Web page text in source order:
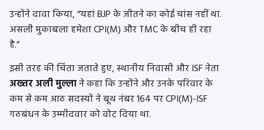
उन्होंने दावा किया, “यहां BJP के जीतने का कोई चांस नहीं था.
असली मुकाबला हमेशा CPI(M) और TMC के बीच ही रहा
है.”
इसी तरह की चिंता जताते हुए, स्थानीय निवासी और ISF नेता
अख्तर अली मुल्लाने कहा कि उन्होंने और उनके परिवार के
कम से कम आठ सदस्यों ने बूथ नंबर 164 पर CPI(M)-ISF
गठबंधन के उम्मीदवार को वोट दिया था.